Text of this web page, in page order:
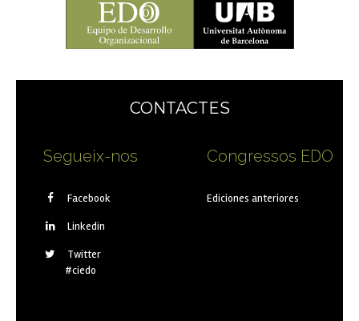
CONTACTES
Segueix-nos
Facebook
Linkedin
Twitter
#ciedo
Congressos EDO
Ediciones anteriores